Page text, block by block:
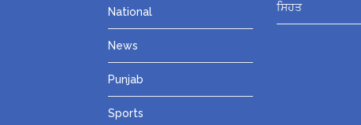
National
News
Punjab
Sports
ਸਿਹਤ